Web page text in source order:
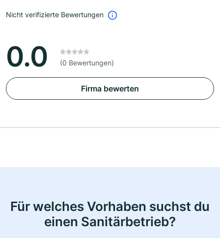
Nicht verifizierte Bewertungen
0.0 (0 Bewertungen)
Firma bewerten
Für welches Vorhaben suchst du
einen Sanitärbetrieb?